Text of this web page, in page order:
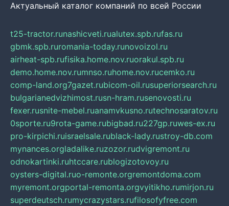
Актуальный каталог компаний по всей России
t25-tractor.runashicveti.rualutex.spb.rufas.ru
gbmk.spb.ruromania-today.runovoizol.ru
airheat-spb.rufisika.home.nov.ruorakul.spb.ru
demo.home.nov.rumnso.ruhome.nov.rucemko.ru
comp-land.org7gazet.rubicom-oil.rusuperiorsearch.ru
bulgarianedvizhimost.rusn-hram.rusenovosti.ru
fexer.rusnite-mebel.ruanamvkusno.rutechnosaratov.ru
0sporte.ru9rota-game.rubigbad.ru227gp.ruwes-ex.ru
pro-kirpichi.ruisraelsale.rublack-lady.rustroy-db.com
mynances.orgladalike.ruzozor.rudvigremont.ru
odnokartinki.ruhtccare.rublogizotovoy.ru
oysters-digital.ruo-remonte.orgremontdoma.com
myremont.orgportal-remonta.orgvyitikho.rumirjon.ru
superdeutsch.rumycrazystars.rufilosofyfree.com